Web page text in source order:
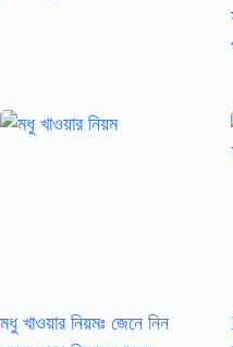
মধু খাওয়ার নিয়মঃ জেনে নিন